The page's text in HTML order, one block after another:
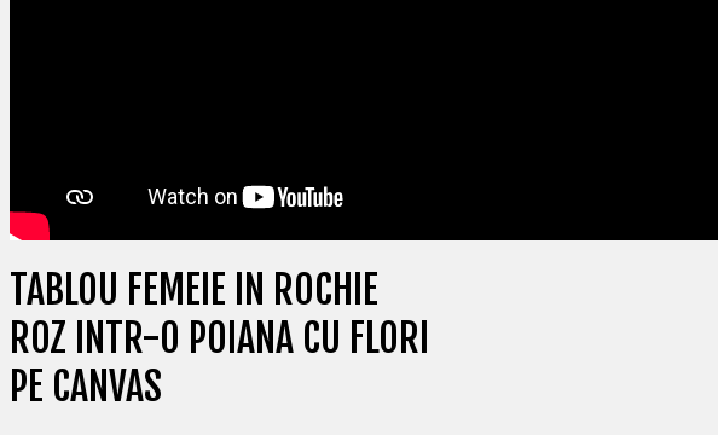
TABLOU FEMEIE IN ROCHIE
ROZ INTR-O POIANA CU FLORI
PE CANVAS